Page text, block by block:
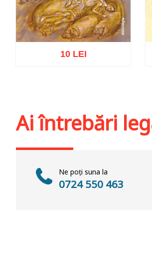
10 LEI
Ai întrebări
Ne poți suna la
0724 550 463